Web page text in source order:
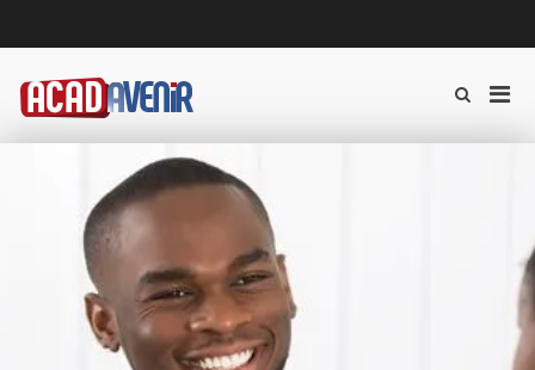
Candidature spontanée